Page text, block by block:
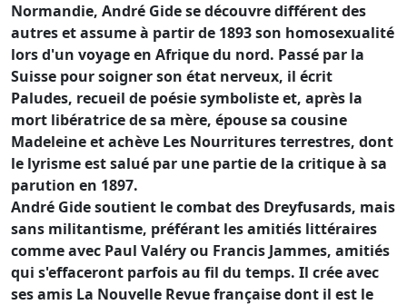
Normandie, André Gide se découvre différent des
autres et assume à partir de 1893 son homosexualité
lors d'un voyage en Afrique du nord. Passé par la
Suisse pour soigner son état nerveux, il écrit
Paludes, recueil de poésie symboliste et, après la
mort libératrice de sa mère, épouse sa cousine
Madeleine et achève Les Nourritures terrestres, dont
le lyrisme est salué par une partie de la critique à sa
parution en 1897.
André Gide soutient le combat des Dreyfusards, mais
sans militantisme, préférant les amitiés littéraires
comme avec Paul Valéry ou Francis Jammes, amitiés
qui s'effaceront parfois au fil du temps. Il crée avec
ses amis La Nouvelle Revue française dont il est le